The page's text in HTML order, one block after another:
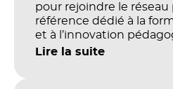
pour rejoindre le réseau
référence dédié à la
et à l’innovation
Lire la suite